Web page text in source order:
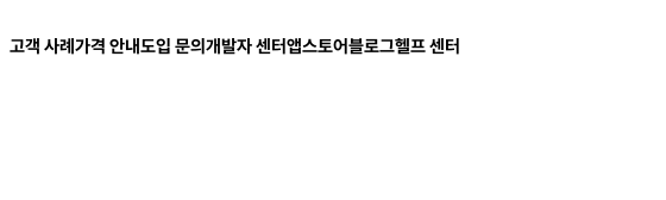
고객 사례 가격 안내도입 문의 개발자 센터앱스토어블로그헬프 센터